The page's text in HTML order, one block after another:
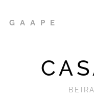
G A A P E